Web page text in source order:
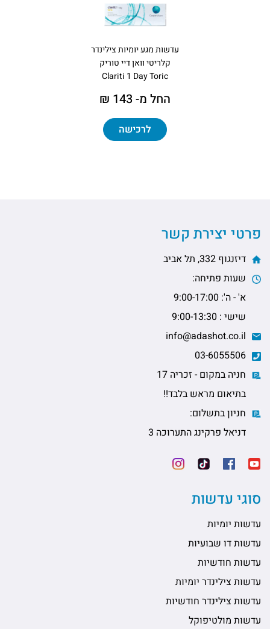
עדשות מגע יומיות צילינדר
קלריטי וואן דיי טוריק
Clariti 1 Day Toric
החל מ- 143 ₪
לרכישה
יצירת קשר
דיזנגוף 332, תל אביב
שעות פתיחה:
א' - ה': 9:00-17:00
שישי : 9:00-13:30
info@adashot.co.il
03-6055506
חניה במקום - זכריה 17
בתיאום מראש בלבד!!
חניון בתשלום:
דניאל פרקינג התערוכה 3
עדשות
יומיות
דו שבועיות
חודשיות
צילינדר יומיות
צילינדר חודשיות
מולטיפוקל